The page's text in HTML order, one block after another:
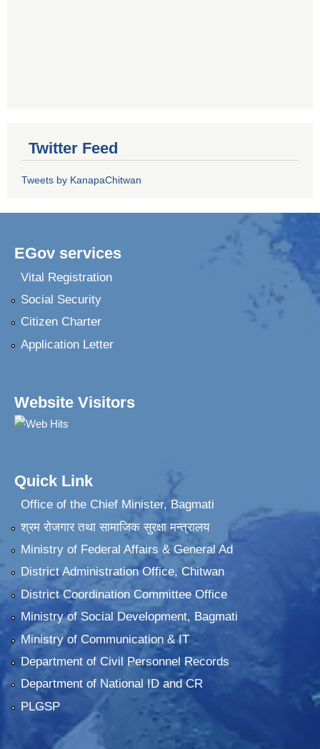
Twitter Feed
Tweets by KanapaChitwan
EGov services
Vital Registration
Social Security
Citizen Charter
Application Letter
Website Visitors
Quick Link
Office of the Chief Minister, Bagmati
श्रम रोजगार तथा सामाजिक सुरक्षा मन्त्रालय
Ministry of Federal Affairs & General Ad
District Administration Office, Chitwan
District Coordination Committee Office
Ministry of Social Development, Bagmati
Ministry of Communication & IT
Department of Civil Personnel Records
Department of National ID and CR
PLGSP